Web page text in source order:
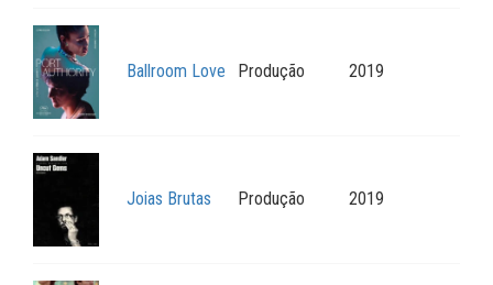
Ballroom Love Produção 2019
Joias Brutas Produção 2019